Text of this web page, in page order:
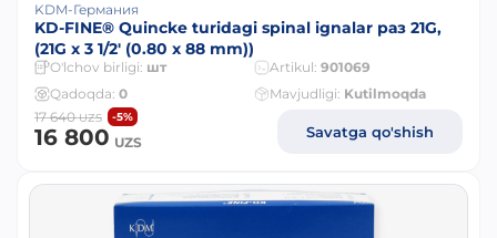
KDM-Германия
KD-FINE® Quincke turidagi spinal ignalar раз 21G,
(21G x 3 1/2' (0.80 x 88 mm))
O'lchov birligi: шт Artikul: 901069
Qadoqda: 0 Mavjudligi: Kutilmoqda
16 800 UZS
17 640UZS -5%
Savatga qo'shish